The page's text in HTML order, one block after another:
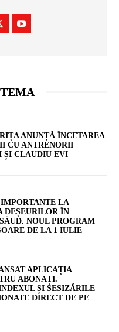
ANUNȚĂ ÎNCETAREA
CU ANTRENORII
ȘI CLAUDIU EVI
LA
DEȘEURILOR ÎN
NOUL PROGRAM
DE LA 1 IULIE
APLICAȚIA
ABONAȚI.
ȘI SESIZĂRILE
DIRECT DE PE